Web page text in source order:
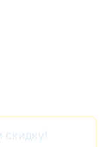
скидку!